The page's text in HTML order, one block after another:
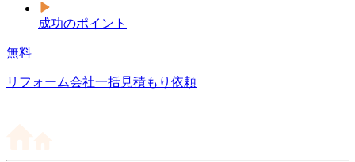
成功のポイント
無料
リフォーム会社一括見積もり依頼